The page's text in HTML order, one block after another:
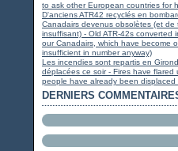
to ask other European countries for
D'anciens ATR42 recyclés en
Canadairs devenus obsolètes (et
insuffisant) - Old ATR-42s converted
our Canadairs, which have become
insufficient in number anyway)
Les incendies sont repartis en
déplacées ce soir - Fires have
people have already been displaced
DERNIERS